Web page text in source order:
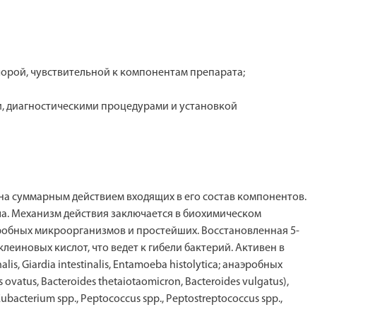
чувствительной к компонентам препарата;
процедурами и установкой
суммарным действием входящих в его состав компонентов.
действия заключается в биохимическом
микроорганизмов и простейших. Восстановленная 5-
кислот, что ведет к гибели бактерий. Активен в
Giardia intestinalis, Entamoeba histolytica; анаэробных
ovatus, Bacteroides thetaiotaomicron, Bacteroides vulgatus),
spp., Peptococcus spp., Peptostreptococcus spp.,